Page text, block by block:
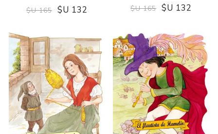
$U 165 $U 132
$U 165 $U 132